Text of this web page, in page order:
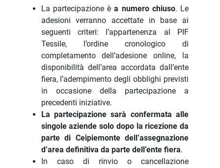
La partecipazione èa numero chiuso. Le
adesioni verranno accettate in base ai
seguenti criteri: l’appartenenza al PIF
Tessile, l’ordine cronologico di
completamento dell’adesione online, la
disponibilità dell’area accordata dall’ente
fiera, l’adempimento degli obblighi previsti
in occasione della partecipazione a
precedenti iniziative.
La partecipazione sarà confermata alle
singole aziende solo dopo la ricezione da
parte di Ceipiemonte dell’assegnazione
d’area definitiva da parte dell’ente fiera.
In caso di rinvio o cancellazione